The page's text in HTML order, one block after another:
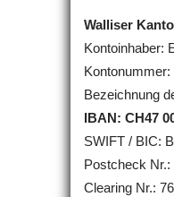
Walliser
Kontoinhaber:
Kontonummer:
Bezeichnung
IBAN: CH47
SWIFT / BIC:
Postcheck Nr.:
Clearing Nr.: